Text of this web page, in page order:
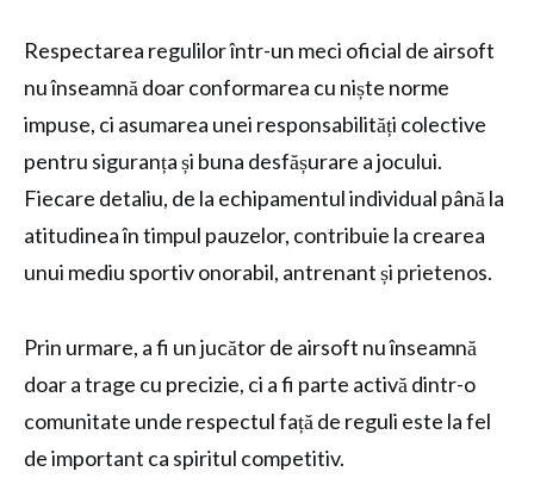
Respectarea regulilor într-un meci oficial de airsoft
nu înseamnă doar conformarea cu niște norme
impuse, ci asumarea unei responsabilități colective
pentru siguranța și buna desfășurare a jocului.
Fiecare detaliu, de la echipamentul individual până la
atitudinea în timpul pauzelor, contribuie la crearea
unui mediu sportiv onorabil, antrenant și prietenos.
Prin urmare, a fi un jucător de airsoft nu înseamnă
doar a trage cu precizie, ci a fi parte activă dintr-o
comunitate unde respectul față de reguli este la fel
de important ca spiritul competitiv.